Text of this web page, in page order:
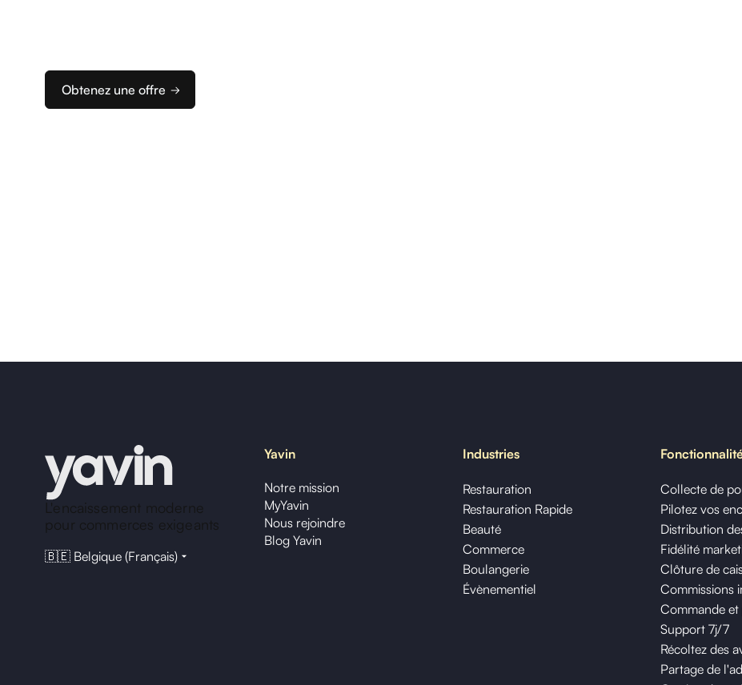
Obtenez une offre
L'encaissement moderne
pour commerces exigeants
🇧🇪 Belgique (Français)
Yavin
Notre mission
MyYavin
Nous rejoindre
Blog Yavin
Industries
Restauration
Restauration Rapide
Beauté
Commerce
Boulangerie
Évènementiel
Collecte de
Pilotez vos
Distribution
Fidélité
Clôture de
Commissions
Commande
Support 7j/7
Récoltez des
Partage de